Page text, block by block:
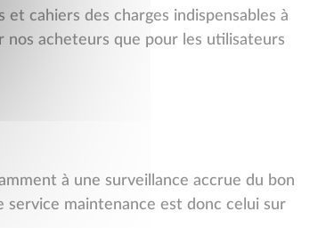
cahiers des charges indispensables à
nos acheteurs que pour les utilisateurs
à une surveillance accrue du bon
service maintenance est donc celui sur